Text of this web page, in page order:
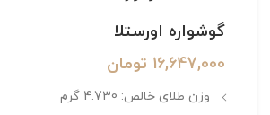
گوشواره اورستلا
16,647,000 تومان
وزن طلای خالص: 4.730 گرم